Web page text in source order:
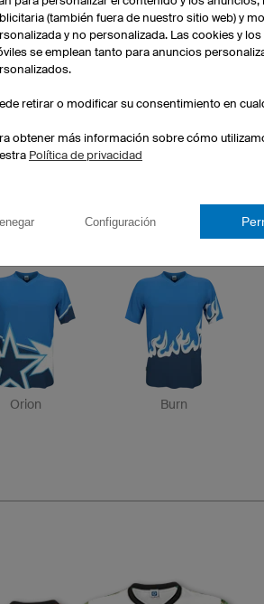
Orion Burn
(también fuera de nuestro sitio web) y
y no personalizada. Las cookies y
se emplean tanto para anuncios
retirar o modificar su consentimiento en
obtener más información sobre cómo
Política de privacidad
Configuración